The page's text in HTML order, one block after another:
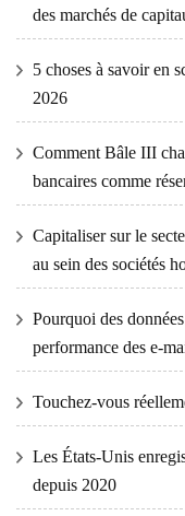
des marchés de
5 choses à savoir en
2026
Comment Bâle III
bancaires comme
Capitaliser sur le
au sein des sociétés
Pourquoi des
performance des e-
Touchez-vous
Les États-Unis
depuis 2020